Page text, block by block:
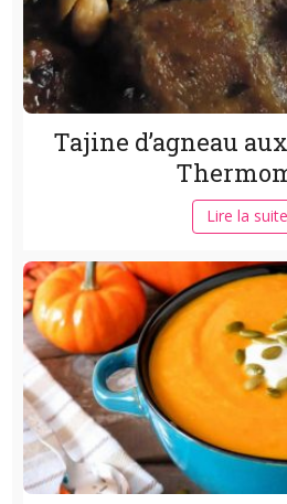
Tajine d’agneau
Lire la suite